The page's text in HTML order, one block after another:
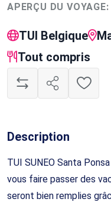
APERÇU DU VOYAGE:
TUI Belgique
Tout compris
Description
TUI SUNEO Santa
vous faire passer des
seront bien remplies